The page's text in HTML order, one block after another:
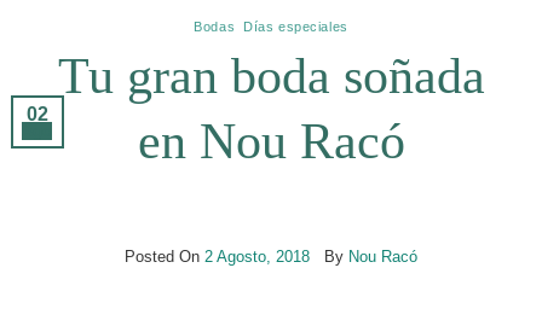
Bodas Días especiales
Tu gran boda soñada
en Nou Racó
Posted On 2 Agosto, 2018 By Nou Racó
02